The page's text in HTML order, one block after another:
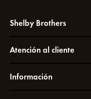
Shelby Brothers
Atención al cliente
Información